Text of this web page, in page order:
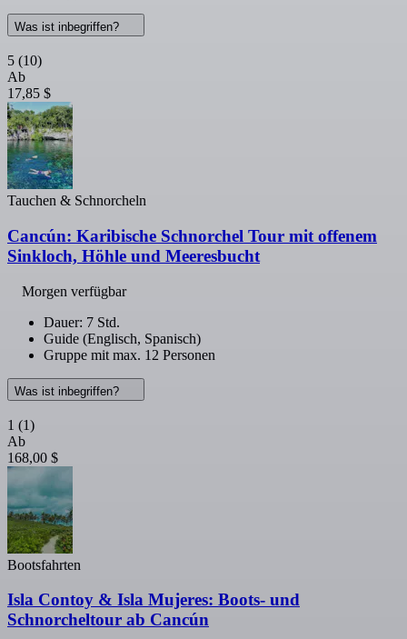
Was ist inbegriffen?
5 (10)
Ab
17,85 $
Tauchen & Schnorcheln
Cancún: Karibische Schnorchel Tour mit offenem
Sinkloch, Höhle und Meeresbucht
Morgen verfügbar
Dauer: 7 Std.
Guide (Englisch, Spanisch)
Gruppe mit max. 12 Personen
Was ist inbegriffen?
1 (1)
Ab
168,00 $
Bootsfahrten
Isla Contoy & Isla Mujeres: Boots- und
Schnorcheltour ab Cancún